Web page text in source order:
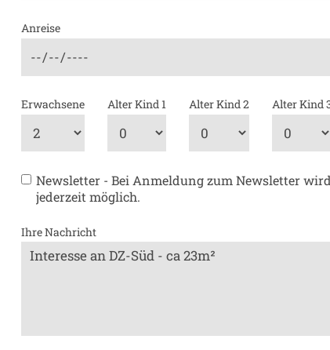
Anreise
Erwachsene Alter Kind 1 Alter Kind 2 Alter Kind
Newsletter - Bei Anmeldung zum Newsletter
jederzeit möglich.
Ihre Nachricht